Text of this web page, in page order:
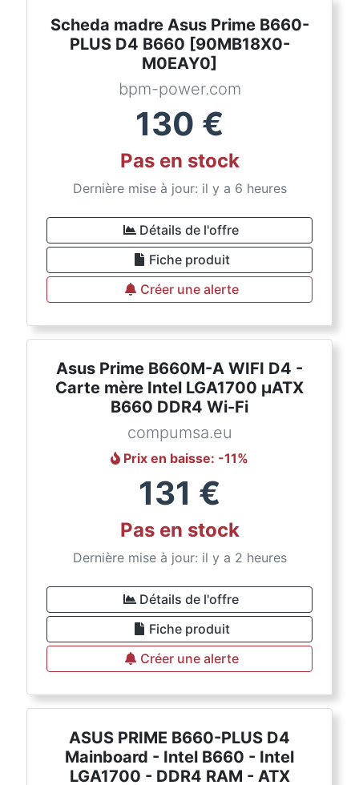
Scheda madre Asus Prime B660-
PLUS D4 B660 [90MB18X0-
M0EAY0]
bpm-power.com
130 €
Pas en stock
Dernière mise à jour: il y a 6 heures
Détails de l'offre
Fiche produit
Créer une alerte
Asus Prime B660M-A WIFI D4 -
Carte mère Intel LGA1700 µATX
B660 DDR4 Wi-Fi
compumsa.eu
Prix en baisse: -11%
131 €
Pas en stock
Dernière mise à jour: il y a 2 heures
Détails de l'offre
Fiche produit
Créer une alerte
ASUS PRIME B660-PLUS D4
Mainboard - Intel B660 - Intel
LGA1700 - DDR4 RAM - ATX